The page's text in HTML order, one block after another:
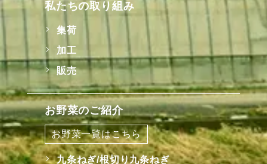
私たちの取り組み
集荷
加工
販売
お野菜のご紹介
お野菜一覧はこちら
九条ねぎ/根切り九条ねぎ